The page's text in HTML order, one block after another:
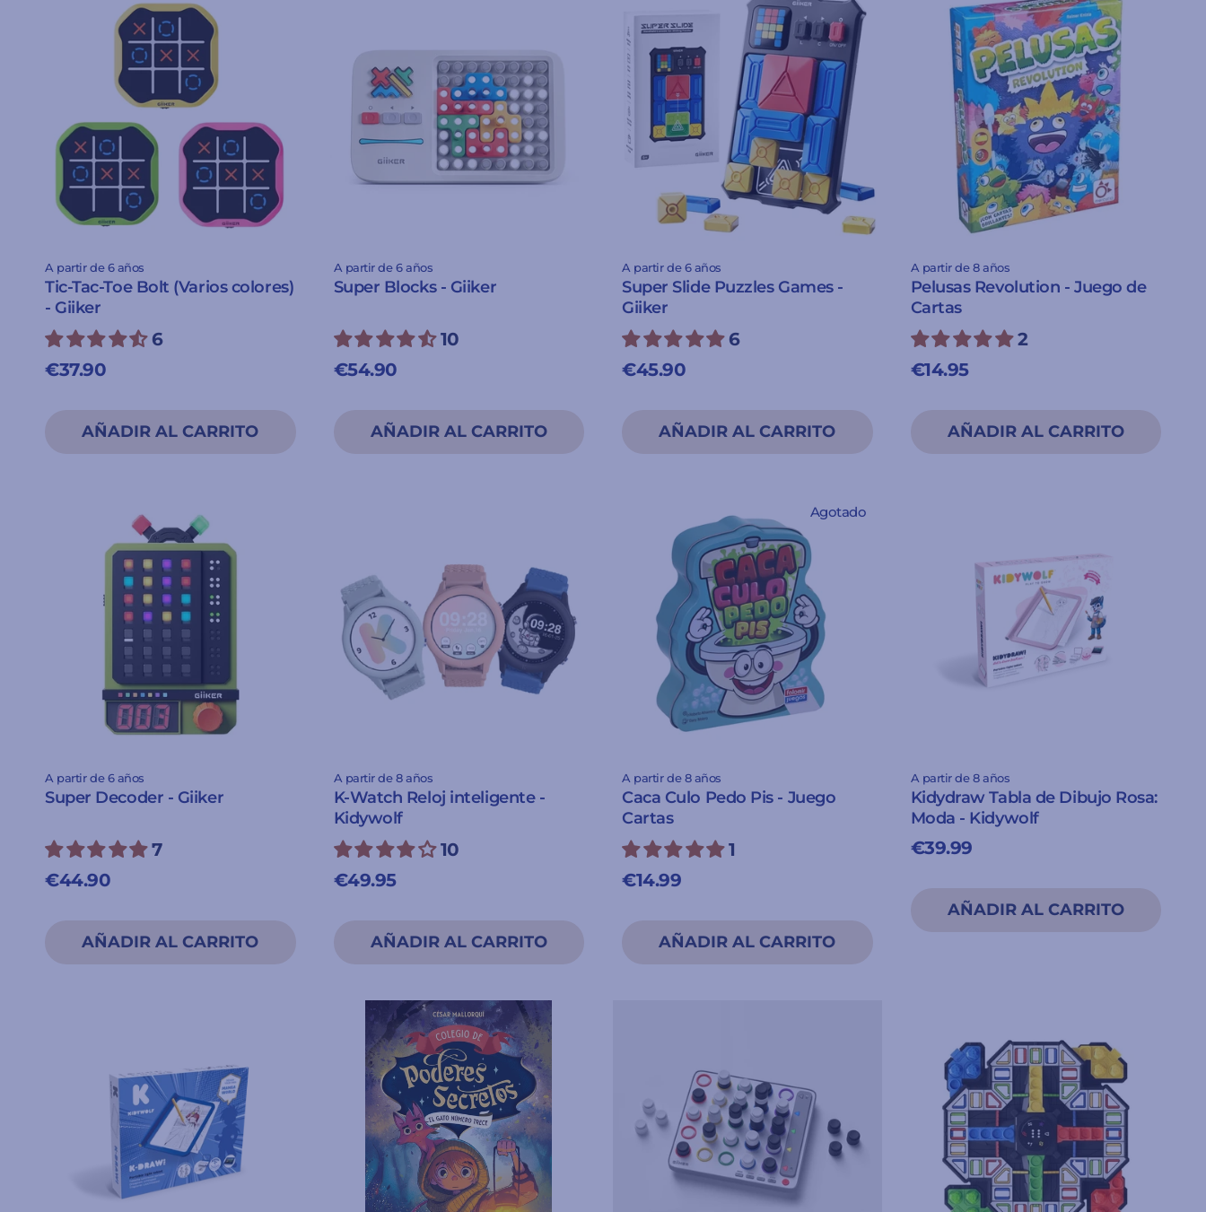
A partir de 6 años
Tic-Tac-Toe Bolt (Varios colores)
- Giiker
6
€37.90
A partir de 6 años
Super Blocks - Giiker
10
€54.90
A partir de 6 años
Super Slide Puzzles Games -
Giiker
6
€45.90
A partir de 8 años
Pelusas Revolution - Juego de
Cartas
2
€14.95
A partir de 6 años
Super Decoder - Giiker
7
€44.90
A partir de 8 años
K-Watch Reloj inteligente -
Kidywolf
10
€49.95
Agotado
A partir de 8 años
Caca Culo Pedo Pis - Juego
Cartas
1
€14.99
A partir de 8 años
Kidydraw Tabla de Dibujo Rosa:
Moda - Kidywolf
€39.99